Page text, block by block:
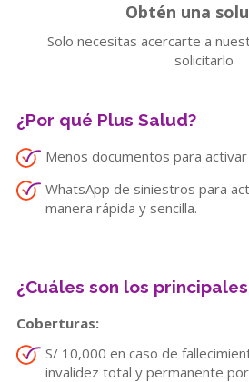
Obtén una
Solo necesitas acercarte a
solicitarlo
¿Por qué Plus Salud?
Menos documentos para
WhatsApp de siniestros para
manera rápida y sencilla.
¿Cuáles son los
Coberturas:
S/ 10,000 en caso de
invalidez total y permanente